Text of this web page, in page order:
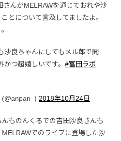
さんがMELRAWを通じておれや沙
とについて言及してましたよ。
沙良ちゃんにしてもメル郎で聞
つ超嬉しいです。 #冨田ラボ
2018年10月24日
んものんくるでの吉田沙良さんも
でのライブに登場した沙